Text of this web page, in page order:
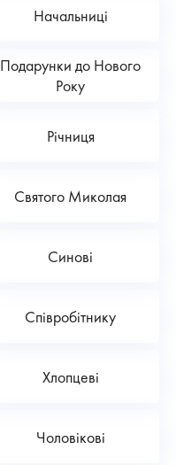
Начальниці
Подарунки до Нового
Року
Річниця
Святого Миколая
Синові
Співробітнику
Хлопцеві
Чоловікові